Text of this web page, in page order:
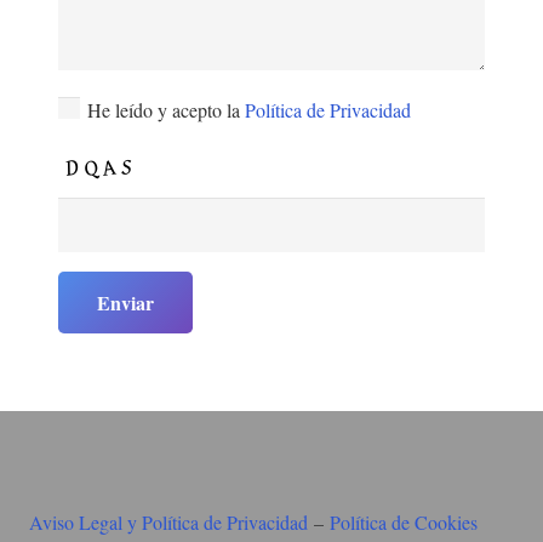
He leído y acepto laPolítica de Privacidad
Aviso Legal y Política de Privacidad – Política de Cookies